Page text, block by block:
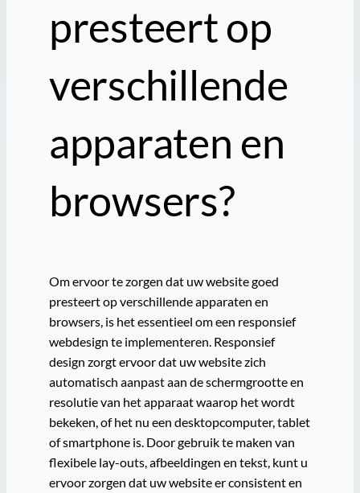
presteert op
verschillende
apparaten en
browsers?
Om ervoor te zorgen dat uw website goed
presteert op verschillende apparaten en
browsers, is het essentieel om een responsief
webdesign te implementeren. Responsief
design zorgt ervoor dat uw website zich
automatisch aanpast aan de schermgrootte en
resolutie van het apparaat waarop het wordt
bekeken, of het nu een desktopcomputer, tablet
of smartphone is. Door gebruik te maken van
flexibele lay-outs, afbeeldingen en tekst, kunt u
ervoor zorgen dat uw website er consistent en